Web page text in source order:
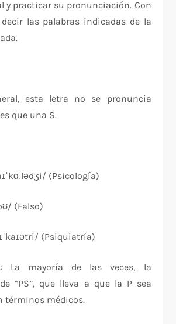
y practicar su pronunciación. Con
las palabras indicadas de la
esta letra no se pronuncia
que una S.
(Psicología)
(Falso)
(Psiquiatría)
La mayoría de las veces, la
“PS”, que lleva a que la P sea
términos médicos.